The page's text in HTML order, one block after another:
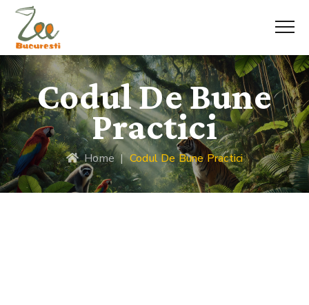
Codul De Bune
Practici
Home|Codul De Bune Practici